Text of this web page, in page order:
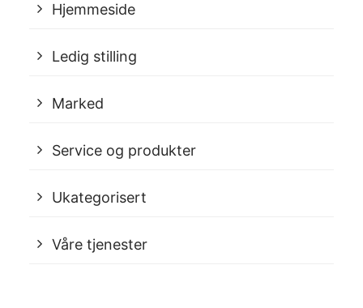
Hjemmeside
Ledig stilling
Marked
Service og produkter
Ukategorisert
Våre tjenester